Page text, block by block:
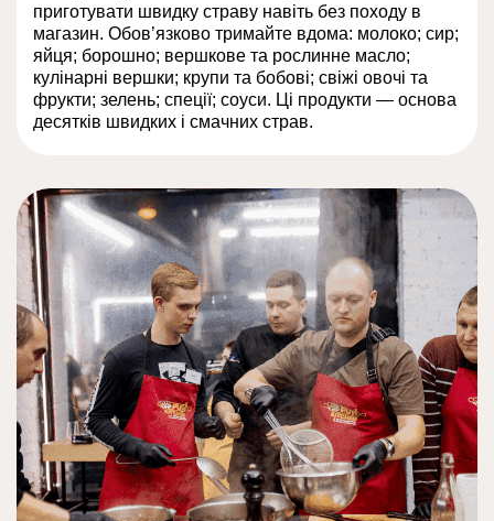
приготувати швидку страву навіть без походу в
магазин. Обов’язково тримайте вдома: молоко; сир;
яйця; борошно; вершкове та рослинне масло;
кулінарні вершки; крупи та бобові; свіжі овочі та
фрукти; зелень; спеції; соуси. Ці продукти — основа
десятків швидких і смачних страв.